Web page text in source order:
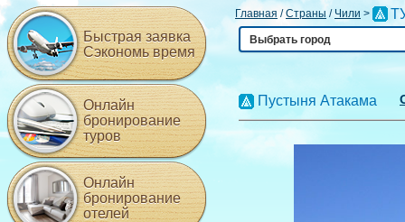
Главная /Страны /Чили >
Выбрать город
Пустыня Атакама
Быстрая заявка
Сэкономь время
Онлайн
бронирование
туров
Онлайн
бронирование
отелей